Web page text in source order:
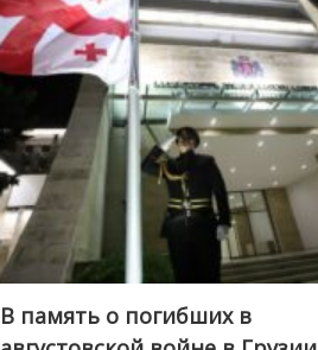
В память о погибших в